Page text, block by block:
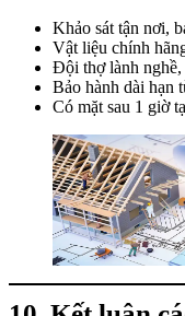
Khảo sát tận nơi,
Vật liệu chính
Đội thợ lành nghề,
Bảo hành dài hạn
Có mặt sau 1 giờ